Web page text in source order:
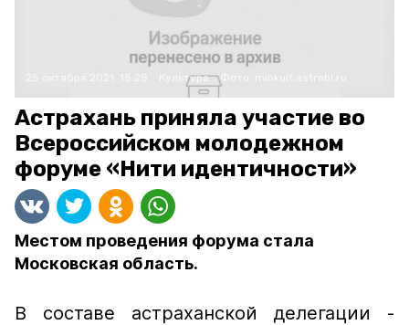
Культура
Астрахань приняла участие во
Всероссийском молодежном
форуме «Нити идентичности»
Местом проведения форума стала
Московская область.
В составе астраханской делегации -